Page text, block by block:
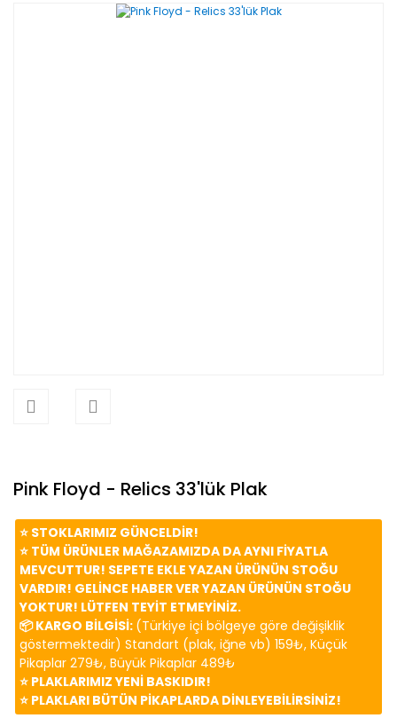
Pink Floyd - Relics 33'lük Plak
⭐️ STOKLARIMIZ GÜNCELDİR!
⭐️ TÜM ÜRÜNLER MAĞAZAMIZDA DA AYNI FİYATLA
MEVCUTTUR! SEPETE EKLE YAZAN ÜRÜNÜN STOĞU
VARDIR! GELİNCE HABER VER YAZAN ÜRÜNÜN STOĞU
YOKTUR! LÜTFEN TEYİT ETMEYİNİZ.
📦 KARGO BİLGİSİ: (Türkiye içi bölgeye göre değişiklik
göstermektedir) Standart (plak, iğne vb) 159₺, Küçük
Pikaplar 279₺, Büyük Pikaplar 489₺
⭐️ PLAKLARIMIZ YENİ BASKIDIR!
⭐️ PLAKLARI BÜTÜN PİKAPLARDA DİNLEYEBİLİRSİNİZ!